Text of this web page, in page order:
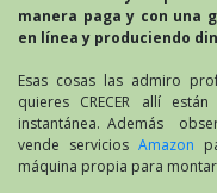
manera paga y con una
en línea y produciendo
Esas cosas las admiro
quieres CRECER allí
instantánea. Además
vende servicios Amazon
máquina propia para